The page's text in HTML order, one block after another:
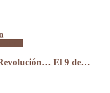
El 9 de…